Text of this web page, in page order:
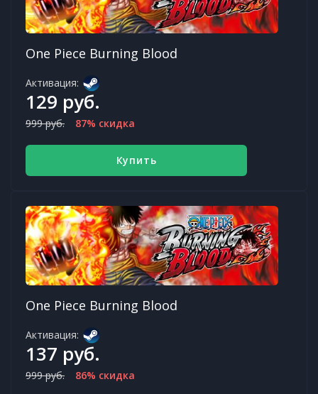
One Piece Burning Blood
Активация:
129 руб.
999 руб. 87% скидка
Купить
One Piece Burning Blood
Активация:
137 руб.
999 руб. 86% скидка